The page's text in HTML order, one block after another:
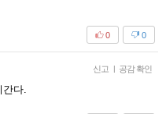
0
0
신고 | 공감 확인
간다.